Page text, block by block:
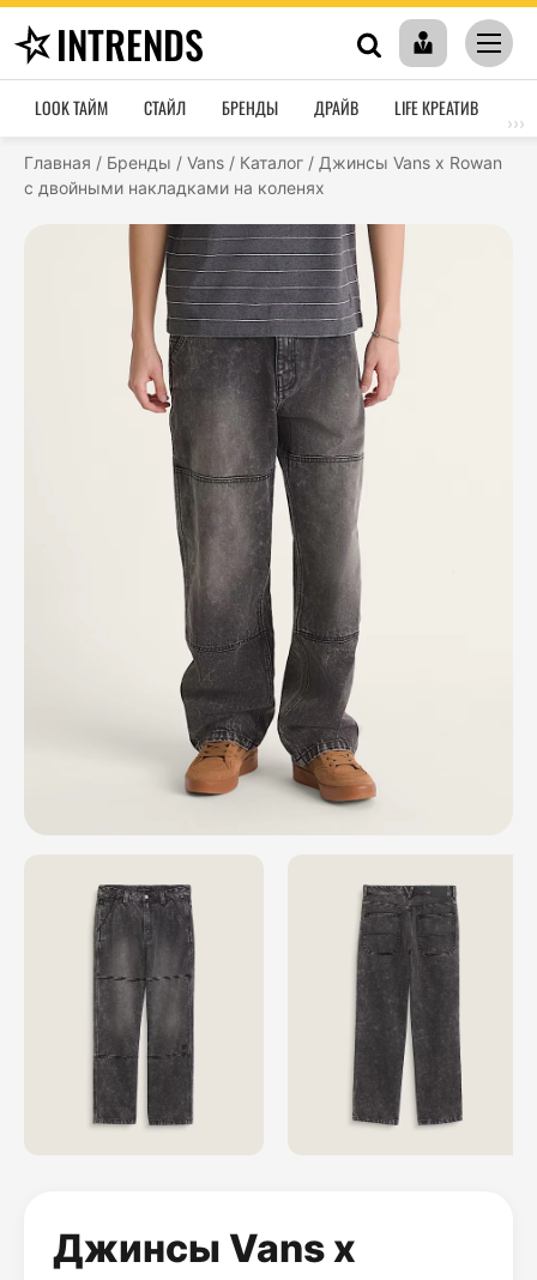
INTRENDS
LOOK ТАЙМ СТАЙЛ БРЕНДЫ ДРАЙВ LIFE КРЕАТИВ
›››
Главная / Бренды / Vans / Каталог / Джинсы Vans x Rowan
с двойными накладками на коленях
Джинсы Vans x